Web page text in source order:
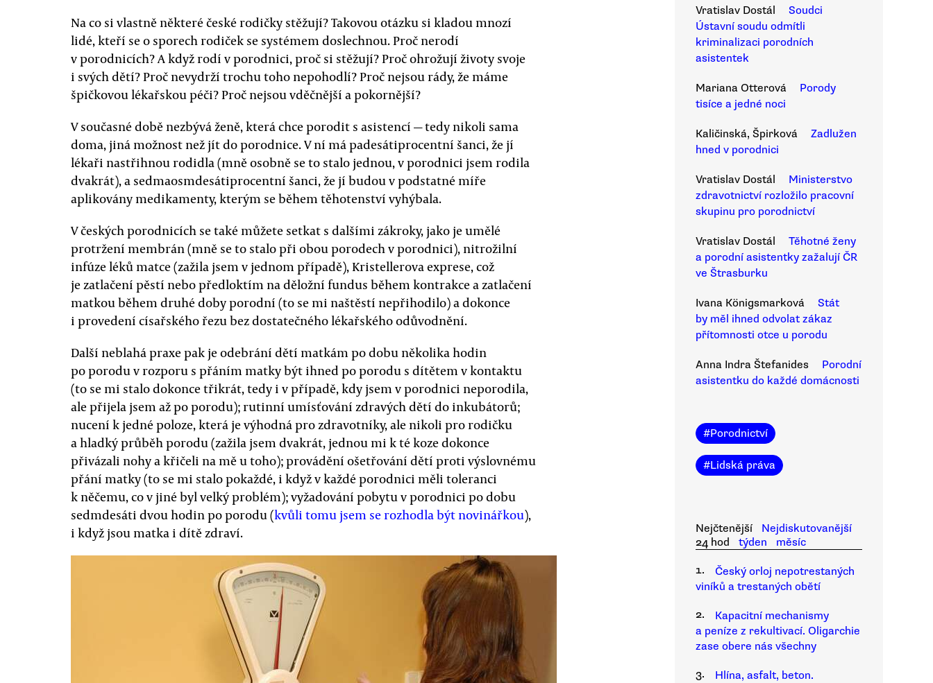
Na co si vlastně některé české rodičky stěžují? Takovou otázku si kladou mnozí
lidé, kteří se o sporech rodiček se systémem doslechnou. Proč nerodí
v porodnicích? A když rodí v porodnici, proč si stěžují? Proč ohrožují životy svoje
i svých dětí? Proč nevydrží trochu toho nepohodlí? Proč nejsou rády, že máme
špičkovou lékařskou péči? Proč nejsou vděčnější a pokornější?
V současné době nezbývá ženě, která chce porodit s asistencí — tedy nikoli sama
doma, jiná možnost než jít do porodnice. V ní má padesátiprocentní šanci, že jí
lékaři nastřihnou rodidla (mně osobně se to stalo jednou, v porodnici jsem rodila
dvakrát), a sedmaosmdesátiprocentní šanci, že jí budou v podstatné míře
aplikovány medikamenty, kterým se během těhotenství vyhýbala.
V českých porodnicích se také můžete setkat s dalšími zákroky, jako je umělé
protržení membrán (mně se to stalo při obou porodech v porodnici), nitrožilní
infúze léků matce (zažila jsem v jednom případě), Kristellerova exprese, což
je zatlačení pěstí nebo předloktím na děložní fundus během kontrakce a zatlačení
matkou během druhé doby porodní (to se mi naštěstí nepřihodilo) a dokonce
i provedení císařského řezu bez dostatečného lékařského odůvodnění.
Další neblahá praxe pak je odebrání dětí matkám po dobu několika hodin
po porodu v rozporu s přáním matky být ihned po porodu s dítětem v kontaktu
(to se mi stalo dokonce třikrát, tedy i v případě, kdy jsem v porodnici neporodila,
ale přijela jsem až po porodu); rutinní umísťování zdravých dětí do inkubátorů;
nucení k jedné poloze, která je výhodná pro zdravotníky, ale nikoli pro rodičku
a hladký průběh porodu (zažila jsem dvakrát, jednou mi k té koze dokonce
přivázali nohy a křičeli na mě u toho); provádění ošetřování dětí proti výslovnému
přání matky (to se mi stalo pokaždé, i když v každé porodnici měli toleranci
k něčemu, co v jiné byl velký problém); vyžadování pobytu v porodnici po dobu
sedmdesáti dvou hodin po porodu (kvůli tomu jsem se rozhodla být novinářkou),
i když jsou matka i dítě zdraví.
Vratislav Dostál
Soudci
Ústavní soudu odmítli
kriminalizaci porodních
asistentek
Mariana Otterová
Porody
tisíce a jedné noci
Kaličinská, Špirková
Zadlužen
hned v porodnici
Vratislav Dostál
Ministerstvo
zdravotnictví rozložilo pracovní
skupinu pro porodnictví
Vratislav Dostál
Těhotné ženy
a porodní asistentky zažalují ČR
ve Štrasburku
Ivana Königsmarková
Stát
by měl ihned odvolat zákaz
přítomnosti otce u porodu
Anna Indra Štefanides
Porodní
asistentku do každé domácnosti
#Porodnictví
#Lidská práva
Nejčtenější
Nejdiskutovanější
24 hod
týden
měsíc
1.
Český orloj nepotrestaných
viníků a trestaných obětí
2.
Kapacitní mechanismy
a peníze z rekultivací. Oligarchie
zase obere nás všechny
3.
Hlína, asfalt, beton.